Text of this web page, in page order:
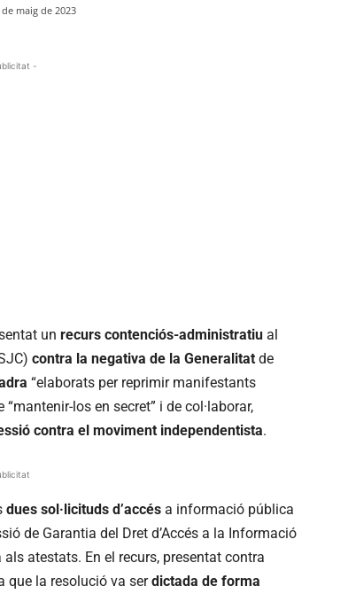
maig de 2023
-
un recurs contenciós-administratiu al
contra la negativa de la Generalitat de
“elaborats per reprimir manifestants
los en secret” i de col·laborar,
contra el moviment independentista.
dues sol·licituds d’accés a informació pública
de Garantia del Dret d’Accés a la Informació
atestats. En el recurs, presentat contra
que la resolució va serdictada de forma